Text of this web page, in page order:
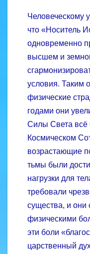
Человеческому
что «Носитель
одновременно
высшем и
условия. Таким
физические
годами они
Силы Света всё
Космическом
возрастающие
тьмы были
нагрузки для
требовали
существа, и
физическими
эти боли
царственный